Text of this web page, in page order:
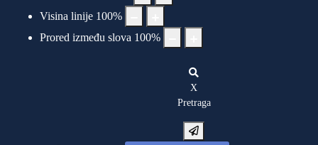
Visina linije 100%
Prored između slova 100%
X
Pretraga